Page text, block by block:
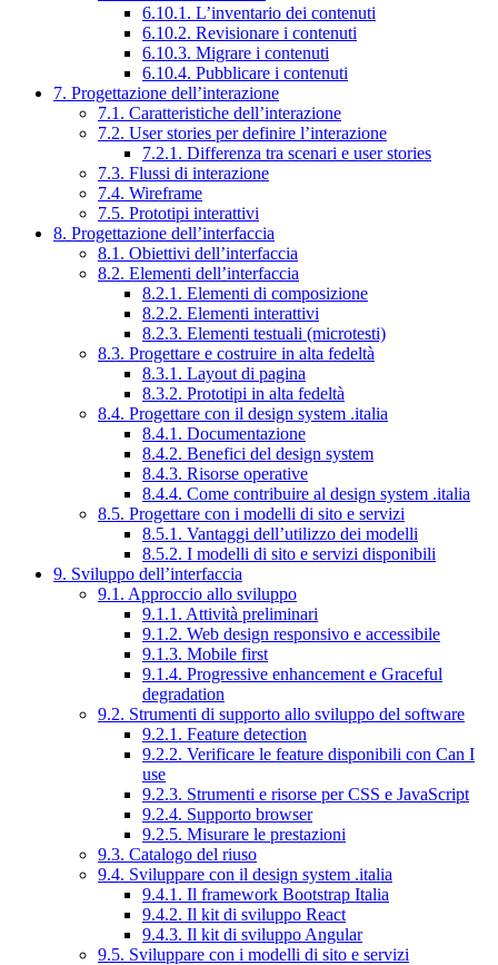
6.10.1. L’inventario dei contenuti
6.10.2. Revisionare i contenuti
6.10.3. Migrare i contenuti
6.10.4. Pubblicare i contenuti
7. Progettazione dell’interazione
7.1. Caratteristiche dell’interazione
7.2. User stories per definire l’interazione
7.2.1. Differenza tra scenari e user stories
7.3. Flussi di interazione
7.4. Wireframe
7.5. Prototipi interattivi
8. Progettazione dell’interfaccia
8.1. Obiettivi dell’interfaccia
8.2. Elementi dell’interfaccia
8.2.1. Elementi di composizione
8.2.2. Elementi interattivi
8.2.3. Elementi testuali (microtesti)
8.3. Progettare e costruire in alta fedeltà
8.3.1. Layout di pagina
8.3.2. Prototipi in alta fedeltà
8.4. Progettare con il design system .italia
8.4.1. Documentazione
8.4.2. Benefici del design system
8.4.3. Risorse operative
8.4.4. Come contribuire al design system .italia
8.5. Progettare con i modelli di sito e servizi
8.5.1. Vantaggi dell’utilizzo dei modelli
8.5.2. I modelli di sito e servizi disponibili
9. Sviluppo dell’interfaccia
9.1. Approccio allo sviluppo
9.1.1. Attività preliminari
9.1.2. Web design responsivo e accessibile
9.1.3. Mobile first
9.1.4. Progressive enhancement e Graceful
degradation
9.2. Strumenti di supporto allo sviluppo del software
9.2.1. Feature detection
9.2.2. Verificare le feature disponibili con Can I
use
9.2.3. Strumenti e risorse per CSS e JavaScript
9.2.4. Supporto browser
9.2.5. Misurare le prestazioni
9.3. Catalogo del riuso
9.4. Sviluppare con il design system .italia
9.4.1. Il framework Bootstrap Italia
9.4.2. Il kit di sviluppo React
9.4.3. Il kit di sviluppo Angular
9.5. Sviluppare con i modelli di sito e servizi